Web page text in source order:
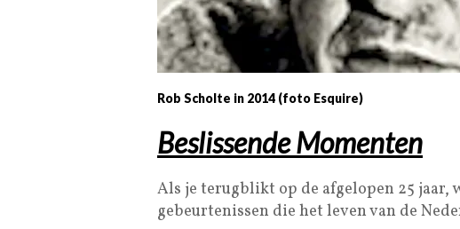
Rob Scholte in 2014 (foto Esquire)
Beslissende Momenten
Als je terugblikt op de afgelopen 25 jaar,
gebeurtenissen die het leven van de